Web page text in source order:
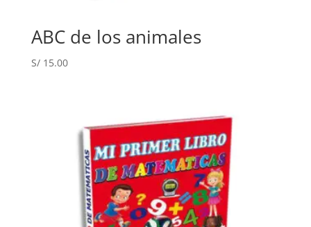
ABC de los animales
S/15.00